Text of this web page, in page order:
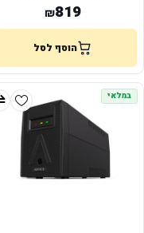
₪819
הוסף לסל
במלאי